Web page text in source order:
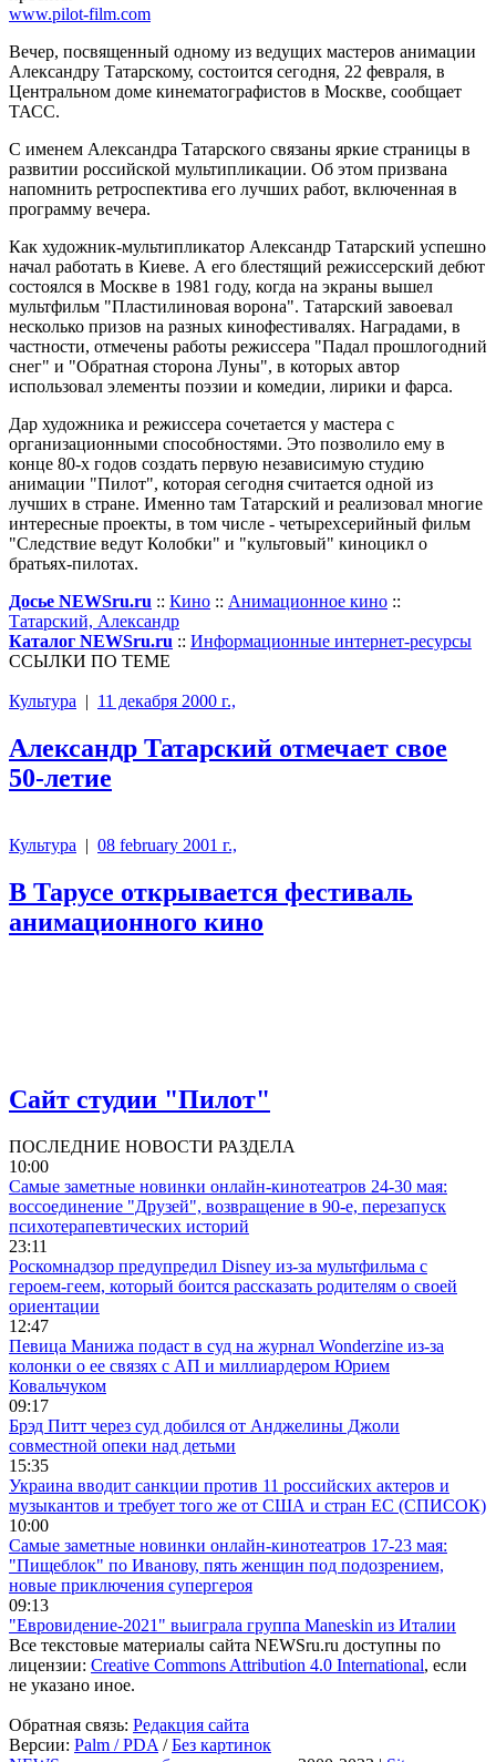
www.pilot-film.com
Вечер, посвященный одному из ведущих мастеров анимации
Александру Татарскому, состоится сегодня, 22 февраля, в
Центральном доме кинематографистов в Москве, сообщает
ТАСС.
С именем Александра Татарского связаны яркие страницы в
развитии российской мультипликации. Об этом призвана
напомнить ретроспектива его лучших работ, включенная в
программу вечера.
Как художник-мультипликатор Александр Татарский успешно
начал работать в Киеве. А его блестящий режиссерский дебют
состоялся в Москве в 1981 году, когда на экраны вышел
мультфильм "Пластилиновая ворона". Татарский завоевал
несколько призов на разных кинофестивалях. Наградами, в
частности, отмечены работы режиссера "Падал прошлогодний
снег" и "Обратная сторона Луны", в которых автор
использовал элементы поэзии и комедии, лирики и фарса.
Дар художника и режиссера сочетается у мастера с
организационными способностями. Это позволило ему в
конце 80-х годов создать первую независимую студию
анимации "Пилот", которая сегодня считается одной из
лучших в стране. Именно там Татарский и реализовал многие
интересные проекты, в том числе - четырехсерийный фильм
"Следствие ведут Колобки" и "культовый" киноцикл о
братьях-пилотах.
Досье NEWSru.ru :: Кино :: Анимационное кино ::
Татарский, Александр
Каталог NEWSru.ru :: Информационные интернет-ресурсы
ССЫЛКИ ПО ТЕМЕ
Культура | 11 декабря 2000 г.,
Александр Татарский отмечает свое
50-летие
Культура | 08 february 2001 г.,
В Тарусе открывается фестиваль
анимационного кино
Сайт студии "Пилот"
ПОСЛЕДНИЕ НОВОСТИ РАЗДЕЛА
10:00
Самые заметные новинки онлайн-кинотеатров 24-30 мая:
воссоединение "Друзей", возвращение в 90-е, перезапуск
психотерапевтических историй
23:11
Роскомнадзор предупредил Disney из-за мультфильма c
героем-геем, который боится рассказать родителям о своей
ориентации
12:47
Певица Манижа подаст в суд на журнал Wonderzine из-за
колонки о ее связях с АП и миллиардером Юрием
Ковальчуком
09:17
Брэд Питт через суд добился от Анджелины Джоли
совместной опеки над детьми
15:35
Украина вводит санкции против 11 российских актеров и
музыкантов и требует того же от США и стран ЕС (СПИСОК)
10:00
Самые заметные новинки онлайн-кинотеатров 17-23 мая:
"Пищеблок" по Иванову, пять женщин под подозрением,
новые приключения супергероя
09:13
"Евровидение-2021" выиграла группа Maneskin из Италии
Все текстовые материалы сайта NEWSru.ru доступны по
лицензии: Creative Commons Attribution 4.0 International, если
не указано иное.
Обратная связь: Редакция сайта
Версии: Palm / PDA /Без картинок